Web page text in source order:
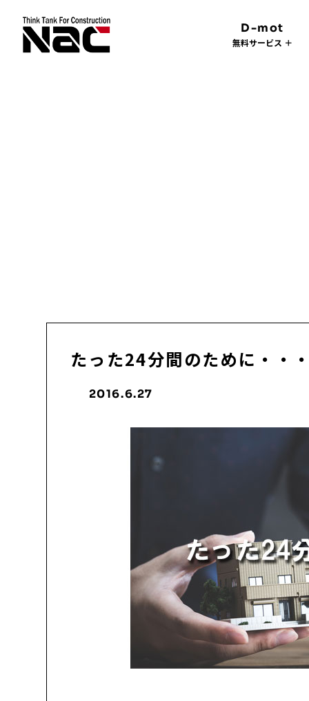
D-mot
無料サービス ＋
たった24分間のために・・
2016.6.27